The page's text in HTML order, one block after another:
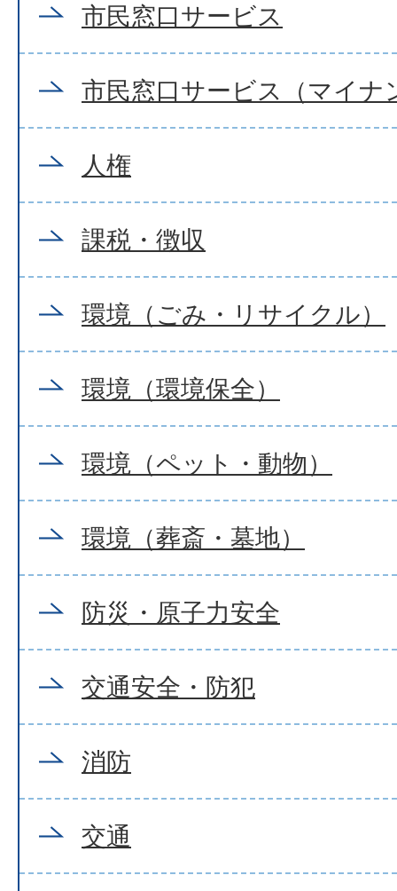
市民窓口サービス
市民窓口サービス（マイナ
人権
課税・徴収
環境（ごみ・リサイクル）
環境（環境保全）
環境（ペット・動物）
環境（葬斎・墓地）
防災・原子力安全
交通安全・防犯
消防
交通